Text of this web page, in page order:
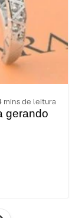
mins de leitura
gerando